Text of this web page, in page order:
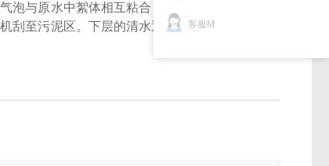
泡与原水中絮体相互粘合，一起进入分离区，
刮至污泥区。下层的清水通过集水管自流至清
客服M